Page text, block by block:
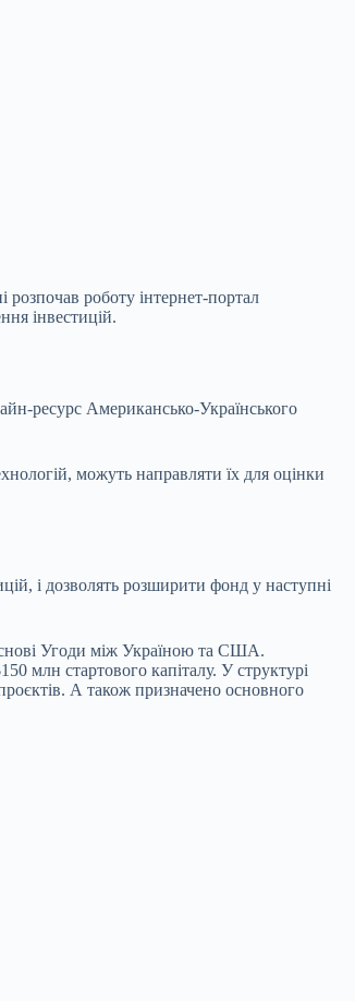
роботу інтернет-портал
інвестицій.
ресурс Американсько-Українського
можуть направляти їх для оцінки
і дозволять розширити фонд у наступні
Угоди між Україною та США.
млн стартового капіталу. У структурі
А також призначено основного